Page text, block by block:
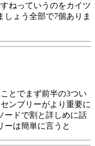
ねっていうのをカイツ
しょう全部で7個ありま
とでまず前半の3つい
ンブリーがより重要に
ードで割と詳しめに話
ーは簡単に言うと